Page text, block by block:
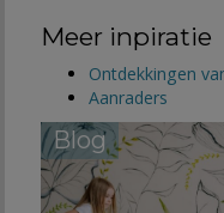
Meer inpiratie
Ontdekkingen
Aanraders
Blog